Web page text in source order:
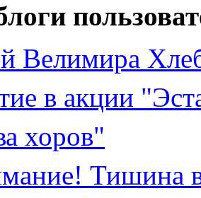
Велимира
в акции
хоров"
Тишина